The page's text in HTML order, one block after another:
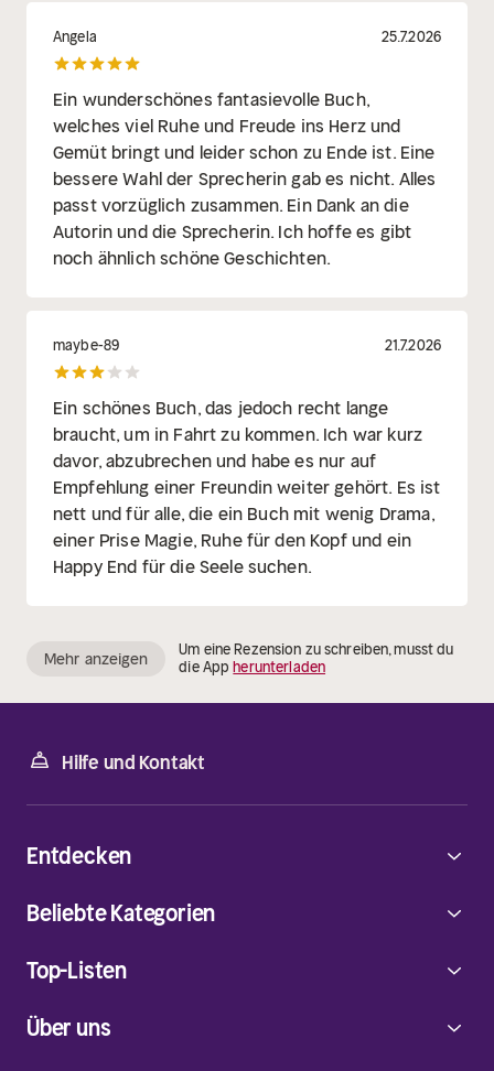
Angela 25.7.2026
Ein wunderschönes fantasievolle Buch,
welches viel Ruhe und Freude ins Herz und
Gemüt bringt und leider schon zu Ende ist. Eine
bessere Wahl der Sprecherin gab es nicht. Alles
passt vorzüglich zusammen. Ein Dank an die
Autorin und die Sprecherin. Ich hoffe es gibt
noch ähnlich schöne Geschichten.
maybe-89 21.7.2026
Ein schönes Buch, das jedoch recht lange
braucht, um in Fahrt zu kommen. Ich war kurz
davor, abzubrechen und habe es nur auf
Empfehlung einer Freundin weiter gehört. Es ist
nett und für alle, die ein Buch mit wenig Drama,
einer Prise Magie, Ruhe für den Kopf und ein
Happy End für die Seele suchen.
Mehr anzeigen
Um eine Rezension zu schreiben, musst du
die Appherunterladen
Hilfe und Kontakt
Über uns
Entdecken
Beliebte Kategorien
Top-Listen